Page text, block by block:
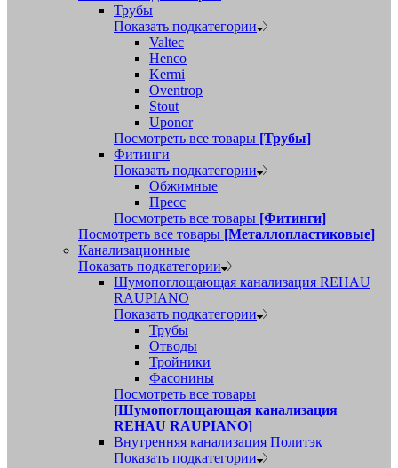
Трубы
Показать подкатегории
Valtec
Henco
Kermi
Oventrop
Stout
Uponor
Посмотреть все товары [Трубы]
Фитинги
Показать подкатегории
Обжимные
Пресс
Посмотреть все товары [Фитинги]
Посмотреть все товары [Металлопластиковые]
Канализационные
Показать подкатегории
Шумопоглощающая канализация REHAU
RAUPIANO
Показать подкатегории
Трубы
Отводы
Тройники
Фасонины
Посмотреть все товары
[Шумопоглощающая канализация
REHAU RAUPIANO]
Внутренняя канализация Политэк
Показать подкатегории